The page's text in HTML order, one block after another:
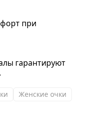
при
гарантируют
Женские очки